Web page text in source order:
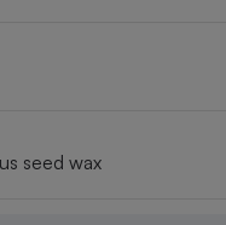
seed wax